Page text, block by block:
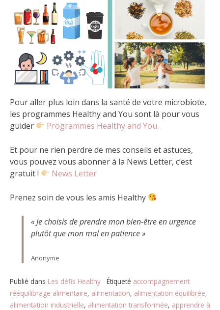
Pour aller plus loin dans la santé de votre microbiote,
les programmes Healthy and You sont là pour vous
guider
Programmes Healthy and You.
Et pour ne rien perdre de mes conseils et astuces,
vous pouvez vous abonner à la News Letter, c’est
gratuit !
News Letter
Prenez soin de vous les amis Healthy
« Je choisis de prendre mon bien-être en urgence
plutôt que mon mal en patience »
Anonyme
Publié dans Les défis Healthy Étiqueté accompagnement
rééquilibrage alimentaire, alimentation, alimentation équilibrée,
alimentation industrielle, alimentation transformée, apprendre à